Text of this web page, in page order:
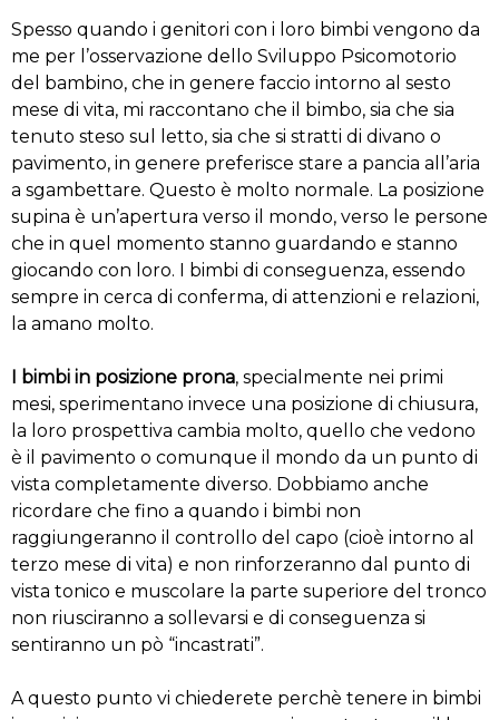
Spesso quando i genitori con i loro bimbi vengono da
me per l’osservazione dello Sviluppo Psicomotorio
del bambino, che in genere faccio intorno al sesto
mese di vita, mi raccontano che il bimbo, sia che sia
tenuto steso sul letto, sia che si stratti di divano o
pavimento, in genere preferisce stare a pancia all’aria
a sgambettare. Questo è molto normale. La posizione
supina è un’apertura verso il mondo, verso le persone
che in quel momento stanno guardando e stanno
giocando con loro. I bimbi di conseguenza, essendo
sempre in cerca di conferma, di attenzioni e relazioni,
la amano molto.
I bimbi in posizione prona, specialmente nei primi
mesi, sperimentano invece una posizione di chiusura,
la loro prospettiva cambia molto, quello che vedono
è il pavimento o comunque il mondo da un punto di
vista completamente diverso. Dobbiamo anche
ricordare che fino a quando i bimbi non
raggiungeranno il controllo del capo (cioè intorno al
terzo mese di vita) e non rinforzeranno dal punto di
vista tonico e muscolare la parte superiore del tronco
non riusciranno a sollevarsi e di conseguenza si
sentiranno un pò “incastrati”.
A questo punto vi chiederete perchè tenere in bimbi